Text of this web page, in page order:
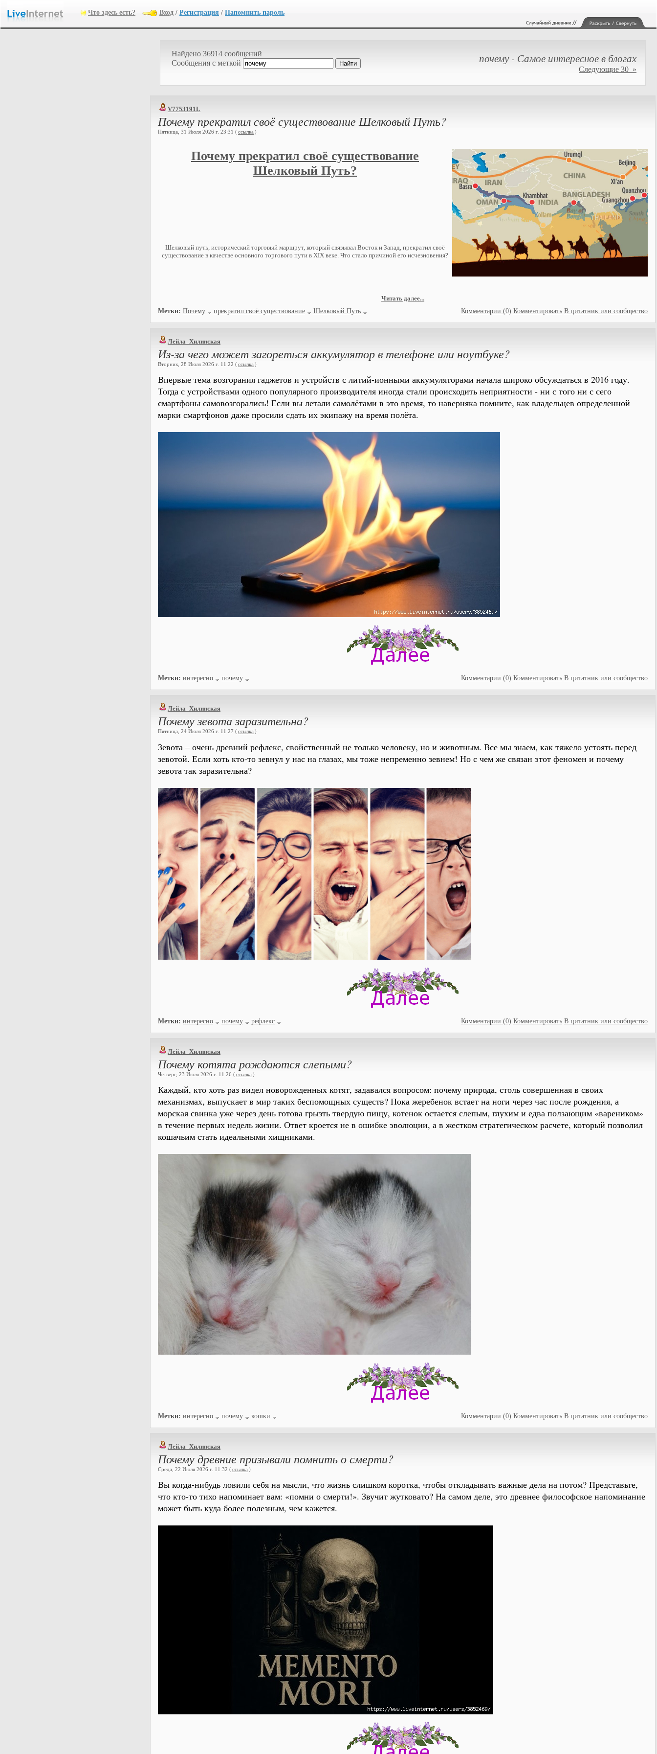
Что здесь есть? Вход / Регистрация / Напомнить пароль
Найдено 36914 сообщений
Cообщения с меткой
почему - Самое интересное в блогах
Следующие 30 »
V7753191L
Почему прекратил своё существование Шелковый Путь?
Пятница, 31 Июля 2026 г. 23:31 (ссылка )
Почему прекратил своё существование
Шелковый Путь?
Шелковый путь, исторический торговый маршрут, который связывал Восток и Запад, прекратил своё
существование в качестве основного торгового пути в XIX веке. Что стало причиной его исчезновения?
Читать далее...
Метки: Почему прекратил своё существование Шелковый Путь Комментарии (0) Комментировать В цитатник или сообщество
Лейла_Хилинская
Из-за чего может загореться аккумулятор в телефоне или ноутбуке?
Вторник, 28 Июля 2026 г. 11:22 (ссылка )
Впервые тема возгорания гаджетов и устройств с литий-ионными аккумуляторами начала широко обсуждаться в 2016 году.
Тогда с устройствами одного популярного производителя иногда стали происходить неприятности - ни с того ни с сего
смартфоны самовозгорались! Если вы летали самолётами в это время, то наверняка помните, как владельцев определенной
марки смартфонов даже просили сдать их экипажу на время полёта.
Метки: интересно почему Комментарии (0) Комментировать В цитатник или сообщество
Лейла_Хилинская
Почему зевота заразительна?
Пятница, 24 Июля 2026 г. 11:27 (ссылка )
Зевота – очень древний рефлекс, свойственный не только человеку, но и животным. Все мы знаем, как тяжело устоять перед
зевотой. Если хоть кто-то зевнул у нас на глазах, мы тоже непременно зевнем! Но с чем же связан этот феномен и почему
зевота так заразительна?
Метки: интересно почему рефлекс Комментарии (0) Комментировать В цитатник или сообщество
Лейла_Хилинская
Почему котята рождаются слепыми?
Четверг, 23 Июля 2026 г. 11:26 (ссылка )
Каждый, кто хоть раз видел новорожденных котят, задавался вопросом: почему природа, столь совершенная в своих
механизмах, выпускает в мир таких беспомощных существ? Пока жеребенок встает на ноги через час после рождения, а
морская свинка уже через день готова грызть твердую пищу, котенок остается слепым, глухим и едва ползающим «вареником»
в течение первых недель жизни. Ответ кроется не в ошибке эволюции, а в жестком стратегическом расчете, который позволил
кошачьим стать идеальными хищниками.
Метки: интересно почему кошки Комментарии (0) Комментировать В цитатник или сообщество
Лейла_Хилинская
Почему древние призывали помнить о смерти?
Среда, 22 Июля 2026 г. 11:32 (ссылка )
Вы когда-нибудь ловили себя на мысли, что жизнь слишком коротка, чтобы откладывать важные дела на потом? Представьте,
что кто-то тихо напоминает вам: «помни о смерти!». Звучит жутковато? На самом деле, это древнее философское напоминание
может быть куда более полезным, чем кажется.